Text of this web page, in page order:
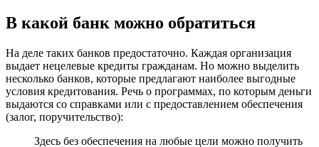
В какой банк можно обратиться
На деле таких банков предостаточно. Каждая организация
выдает нецелевые кредиты гражданам. Но можно выделить
несколько банков, которые предлагают наиболее выгодные
условия кредитования. Речь о программах, по которым деньги
выдаются со справками или с предоставлением обеспечения
(залог, поручительство):
Здесь без обеспечения на любые цели можно получить